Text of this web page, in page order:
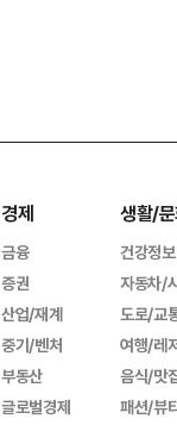
경제
금융
증권
산업/재계
중기/벤처
부동산
글로벌경제
생활/
건강정보
자동차/
도로/교
여행/레
음식/맛
패션/뷰